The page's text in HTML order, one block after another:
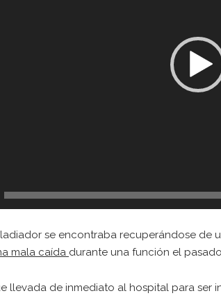
se encontraba recuperándose de
mala caída durante una función el
llevada de inmediato al hospital para ser